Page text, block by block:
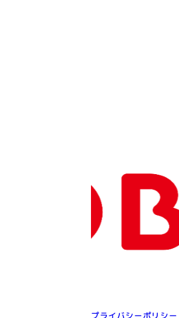
プライバシーポリシー